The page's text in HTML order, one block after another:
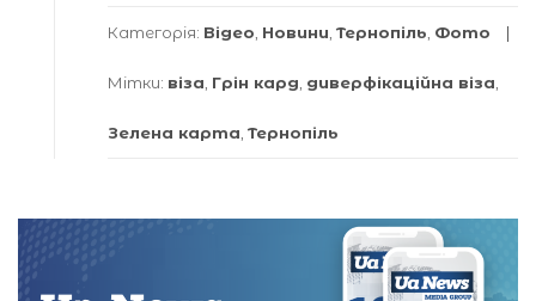
Категорія: Відео Новини Тернопіль Фото
Мітки: віза Грін кард диверфікаційна віза
Зелена карта Тернопіль